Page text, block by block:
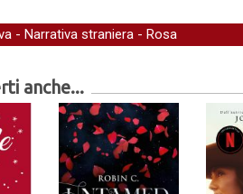
- Narrativa straniera - Rosa
anche...